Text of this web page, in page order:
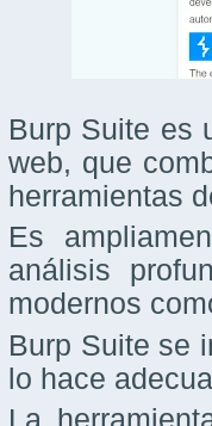
Burp Suite es
web, que
herramientas
Es
análisis
modernos
Burp Suite se
lo hace